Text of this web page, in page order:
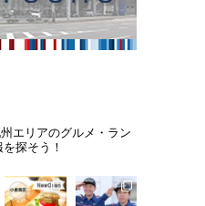
エリアのグルメ・ラン
探そう！